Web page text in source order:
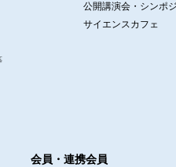
公開講演会・シンポ
サイエンスカフェ
会員・連携会員